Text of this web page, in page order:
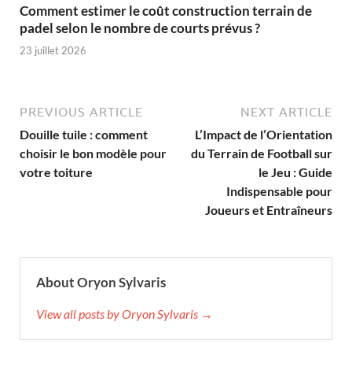
Comment estimer le coût construction terrain de
padel selon le nombre de courts prévus ?
23 juillet 2026
PREVIOUS ARTICLE
Douille tuile : comment
choisir le bon modèle pour
votre toiture
NEXT ARTICLE
L’Impact de l’Orientation
du Terrain de Football sur
le Jeu : Guide
Indispensable pour
Joueurs et Entraîneurs
About Oryon Sylvaris
View all posts by Oryon Sylvaris →